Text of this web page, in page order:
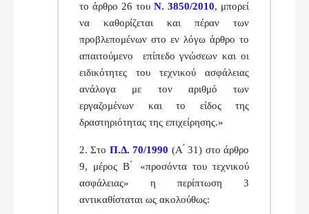
το άρθρο 26 του Ν. 3850/2010, μπορεί
να καθορίζεται και πέραν των
προβλεπομένων στο εν λόγω άρθρο το
απαιτούμενο επίπεδο γνώσεων και οι
ειδικότητες του τεχνικού ασφάλειας
ανάλογα με τον αριθμό των
εργαζομένων και το είδος της
δραστηριότητας της επιχείρησης.»
2. Στο Π.Δ. 70/1990 (Α ́ 31) στο άρθρο
9, μέρος Β ́ «προσόντα του τεχνικού
ασφάλειας» η περίπτωση 3
αντικαθίσταται ως ακολούθως: